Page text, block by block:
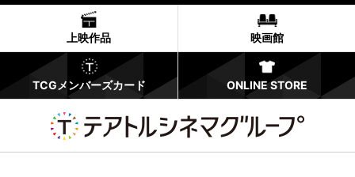
上映作品 映画館
TCGメンバーズカード ONLINE STORE